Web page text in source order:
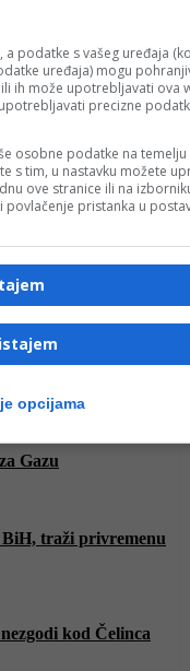
ozbiljan i
i bolju edukaciju
u ruke prevaranata,
ostaju
Gazu
traži privremenu
kod Čelinca
podatke s vašeg uređaja
uređaja) mogu
ih može upotrebljavati ova
precizne
osobne podatke na temelju
s tim, u nastavku možete
ove stranice ili na
pristanka u
opcijama